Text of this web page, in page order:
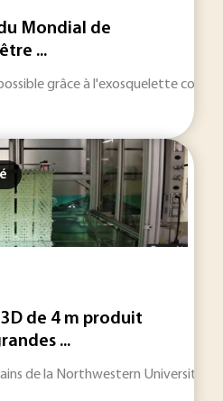
Mondial de
...
grâce à l'exosquelette
de 4 m produit
...
de la Northwestern University